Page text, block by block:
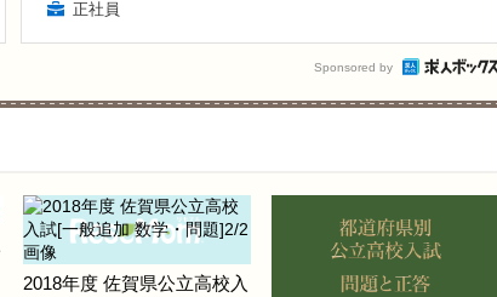
正社員
Sponsored by
2018年度 佐賀県公立高校入